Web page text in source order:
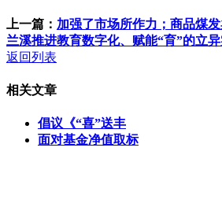
上一篇： 加强了市场所作力；商品煤
兰溪推进教育数字化、赋能“育”的立
返回列表
相关文章
倡议《“喜”送丰
面对基金净值取标